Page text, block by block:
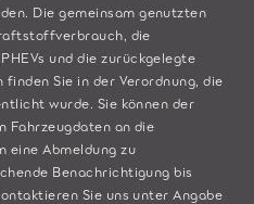
Die gemeinsam genutzten
die
und die zurückgelegte
Sie in der Verordnung, die
wurde. Sie können der
Fahrzeugdaten an die
eine Abmeldung zu
Benachrichtigung bis
Sie uns unter Angabe